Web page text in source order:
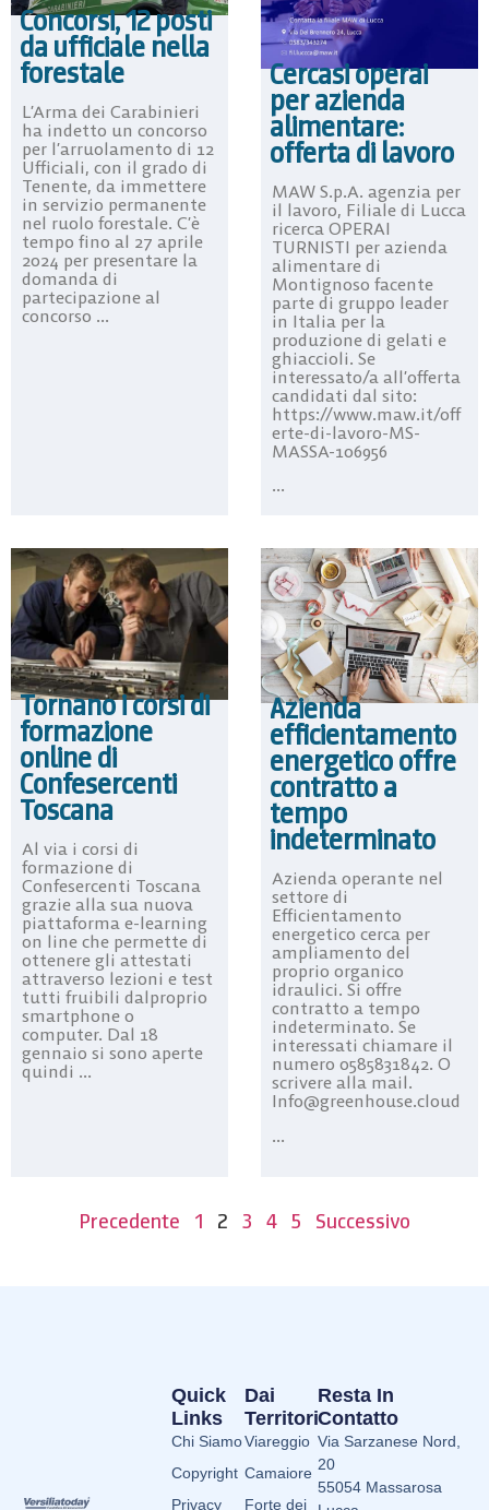
Concorsi, 12 posti
da ufficiale nella
forestale
L’Arma dei Carabinieri
ha indetto un concorso
per l’arruolamento di 12
Ufficiali, con il grado di
Tenente, da immettere
in servizio permanente
nel ruolo forestale. C’è
tempo fino al 27 aprile
2024 per presentare la
domanda di
partecipazione al
concorso ...
Cercasi operai
per azienda
alimentare:
offerta di lavoro
MAW S.p.A. agenzia per
il lavoro, Filiale di Lucca
ricerca OPERAI
TURNISTI per azienda
alimentare di
Montignoso facente
parte di gruppo leader
in Italia per la
produzione di gelati e
ghiaccioli. Se
interessato/a all’offerta
candidati dal sito:
https://www.maw.it/off
erte-di-lavoro-MS-
MASSA-106956
...
Tornano i corsi di
formazione
online di
Confesercenti
Toscana
Al via i corsi di
formazione di
Confesercenti Toscana
grazie alla sua nuova
piattaforma e-learning
on line che permette di
ottenere gli attestati
attraverso lezioni e test
tutti fruibili dalproprio
smartphone o
computer. Dal 18
gennaio si sono aperte
quindi ...
Azienda
efficientamento
energetico offre
contratto a
tempo
indeterminato
Azienda operante nel
settore di
Efficientamento
energetico cerca per
ampliamento del
proprio organico
idraulici. Si offre
contratto a tempo
indeterminato. Se
interessati chiamare il
numero 0585831842. O
scrivere alla mail.
Info@greenhouse.cloud
...
Precedente 1 2 3 4 5 Successivo
Dai
Territori
Viareggio
Camaiore
Forte dei
Quick
Links
Chi Siamo
Copyright
Privacy
Resta In
Contatto
Via Sarzanese Nord,
20
55054 Massarosa